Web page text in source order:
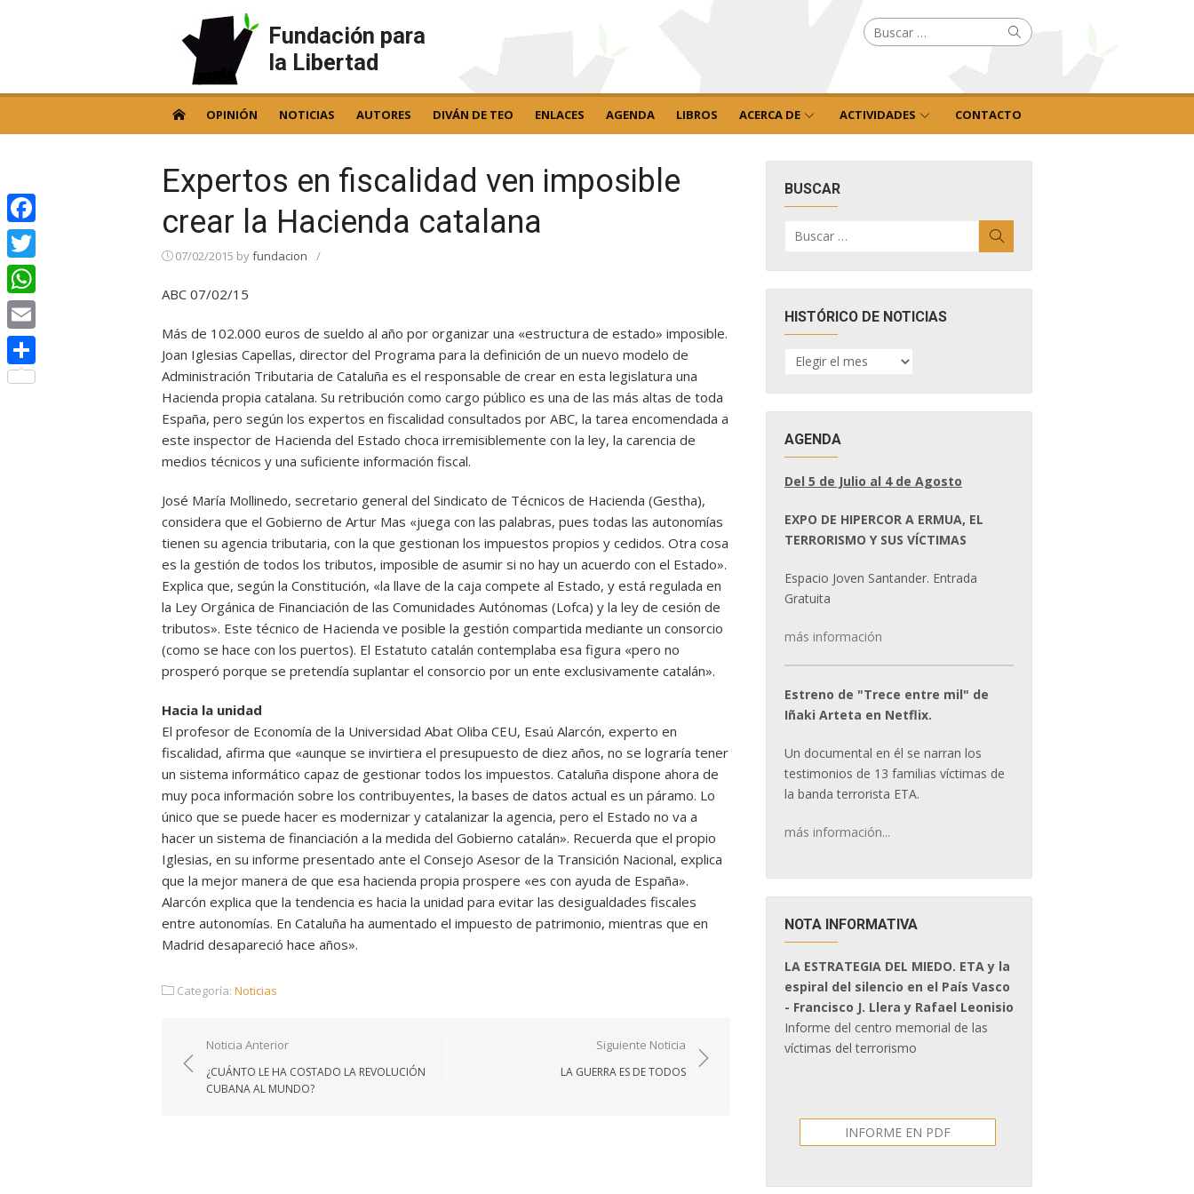
Fundación para
la Libertad
Buscar
por: Buscar
OPINIÓN NOTICIAS AUTORES DIVÁN DE TEO ENLACES AGENDA LIBROS ACERCA DE ACTIVIDADES CONTACTO
Expertos en fiscalidad ven imposible
crear la Hacienda catalana
07/02/2015 byfundacion /
ABC 07/02/15
Más de 102.000 euros de sueldo al año por organizar una «estructura de estado» imposible.
Joan Iglesias Capellas, director del Programa para la definición de un nuevo modelo de
Administración Tributaria de Cataluña es el responsable de crear en esta legislatura una
Hacienda propia catalana. Su retribución como cargo público es una de las más altas de toda
España, pero según los expertos en fiscalidad consultados por ABC, la tarea encomendada a
este inspector de Hacienda del Estado choca irremisiblemente con la ley, la carencia de
medios técnicos y una suficiente información fiscal.
José María Mollinedo, secretario general del Sindicato de Técnicos de Hacienda (Gestha),
considera que el Gobierno de Artur Mas «juega con las palabras, pues todas las autonomías
tienen su agencia tributaria, con la que gestionan los impuestos propios y cedidos. Otra cosa
es la gestión de todos los tributos, imposible de asumir si no hay un acuerdo con el Estado».
Explica que, según la Constitución, «la llave de la caja compete al Estado, y está regulada en
la Ley Orgánica de Financiación de las Comunidades Autónomas (Lofca) y la ley de cesión de
tributos». Este técnico de Hacienda ve posible la gestión compartida mediante un consorcio
(como se hace con los puertos). El Estatuto catalán contemplaba esa figura «pero no
prosperó porque se pretendía suplantar el consorcio por un ente exclusivamente catalán».
Hacia la unidad
El profesor de Economía de la Universidad Abat Oliba CEU, Esaú Alarcón, experto en
fiscalidad, afirma que «aunque se invirtiera el presupuesto de diez años, no se lograría tener
un sistema informático capaz de gestionar todos los impuestos. Cataluña dispone ahora de
muy poca información sobre los contribuyentes, la bases de datos actual es un páramo. Lo
único que se puede hacer es modernizar y catalanizar la agencia, pero el Estado no va a
hacer un sistema de financiación a la medida del Gobierno catalán». Recuerda que el propio
Iglesias, en su informe presentado ante el Consejo Asesor de la Transición Nacional, explica
que la mejor manera de que esa hacienda propia prospere «es con ayuda de España».
Alarcón explica que la tendencia es hacia la unidad para evitar las desigualdades fiscales
entre autonomías. En Cataluña ha aumentado el impuesto de patrimonio, mientras que en
Madrid desapareció hace años».
Categoría: Noticias
Navegación
de
entradas
Noticia Anterior
¿CUÁNTO LE HA COSTADO LA REVOLUCIÓN
CUBANA AL MUNDO?
Siguiente Noticia
LA GUERRA ES DE TODOS
BUSCAR
por:
HISTÓRICO DE NOTICIAS
HISTÓRICO
DE
AGENDA
Del 5 de Julio al 4 de Agosto
EXPO DE HIPERCOR A ERMUA, EL
TERRORISMO Y SUS VÍCTIMAS
Espacio Joven Santander. Entrada
Gratuita
más información
Estreno de "Trece entre mil" de
Iñaki Arteta en Netflix.
Un documental en él se narran los
testimonios de 13 familias víctimas de
la banda terrorista ETA.
más información...
NOTA INFORMATIVA
LA ESTRATEGIA DEL MIEDO. ETA y la
espiral del silencio en el País Vasco
- Francisco J. Llera y Rafael Leonisio
Informe del centro memorial de las
víctimas del terrorismo
INFORME EN PDF
Facebook
Twitter
WhatsApp
Email
Compartir